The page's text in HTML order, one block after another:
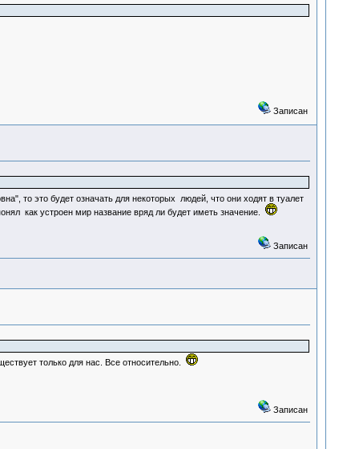
Записан
то это будет означать для некоторых людей, что они ходят в туалет
как устроен мир название вряд ли будет иметь значение.
Записан
только для нас. Все относительно.
Записан